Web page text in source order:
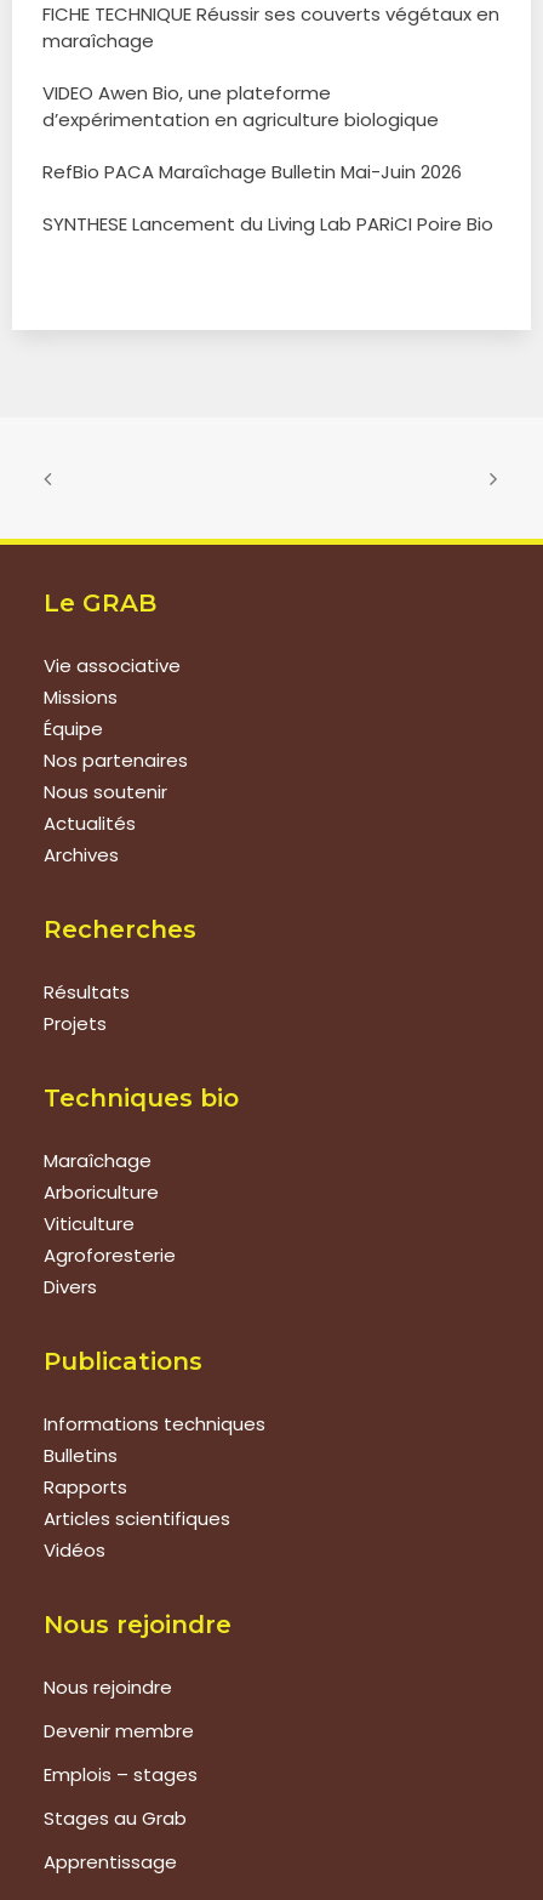
FICHE TECHNIQUE Réussir ses couverts végétaux en
maraîchage
VIDEO Awen Bio, une plateforme
d’expérimentation en agriculture biologique
RefBio PACA Maraîchage Bulletin Mai-Juin 2026
SYNTHESE Lancement du Living Lab PARiCI Poire Bio
Le GRAB
Vie associative
Missions
Équipe
Nos partenaires
Nous soutenir
Actualités
Archives
Recherches
Résultats
Projets
Techniques bio
Maraîchage
Arboriculture
Viticulture
Agroforesterie
Divers
Publications
Informations techniques
Bulletins
Rapports
Articles scientifiques
Vidéos
Nous rejoindre
Nous rejoindre
Devenir membre
Emplois – stages
Stages au Grab
Apprentissage